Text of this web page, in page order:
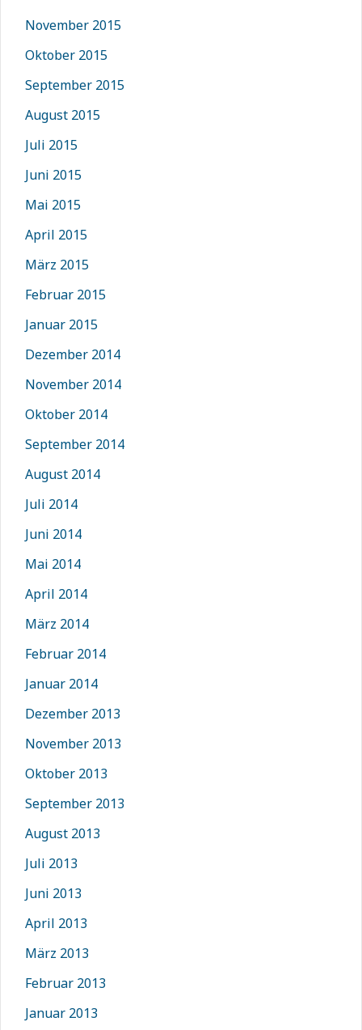
November 2015
Oktober 2015
September 2015
August 2015
Juli 2015
Juni 2015
Mai 2015
April 2015
März 2015
Februar 2015
Januar 2015
Dezember 2014
November 2014
Oktober 2014
September 2014
August 2014
Juli 2014
Juni 2014
Mai 2014
April 2014
März 2014
Februar 2014
Januar 2014
Dezember 2013
November 2013
Oktober 2013
September 2013
August 2013
Juli 2013
Juni 2013
April 2013
März 2013
Februar 2013
Januar 2013